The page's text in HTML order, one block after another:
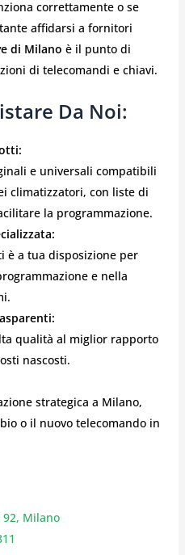
correttamente o se
affidarsi a fornitori
di Milano è il punto di
di telecomandi e chiavi.
Da Noi:
e universali compatibili
climatizzatori, con liste di
la programmazione.
è a tua disposizione per
e nella
qualità al miglior rapporto
nascosti.
strategica a Milano,
o il nuovo telecomando in
Milano